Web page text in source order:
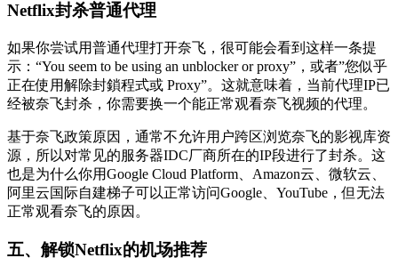
Netflix封杀普通代理
如果你尝试用普通代理打开奈飞，很可能会看到这样一条提
示：“You seem to be using an unblocker or proxy”，或者”您似乎
正在使用解除封鎖程式或 Proxy”。这就意味着，当前代理IP已
经被奈飞封杀，你需要换一个能正常观看奈飞视频的代理。
基于奈飞政策原因，通常不允许用户跨区浏览奈飞的影视库资
源，所以对常见的服务器IDC厂商所在的IP段进行了封杀。这
也是为什么你用Google Cloud Platform、Amazon云、微软云、
阿里云国际自建梯子可以正常访问Google、YouTube，但无法
正常观看奈飞的原因。
五、解锁Netflix的机场推荐